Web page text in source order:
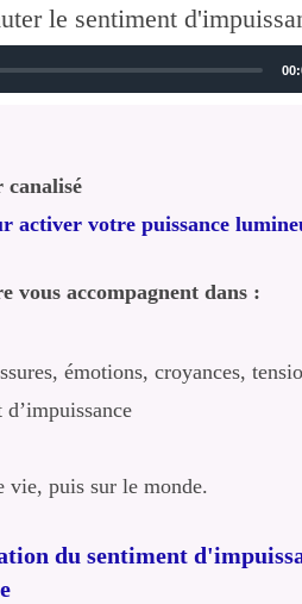
le sentiment
canalisé
activer votre puissance
vous accompagnent dans :
émotions, croyances,
vie, puis sur le monde.
du sentiment